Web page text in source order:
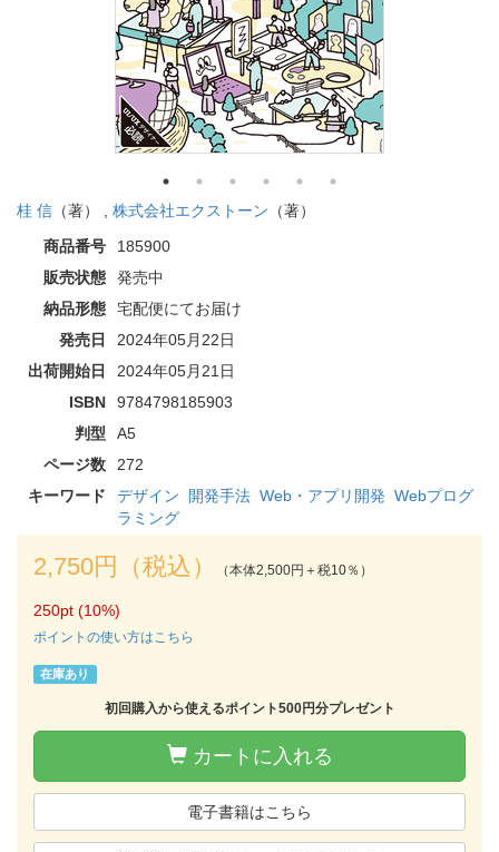
桂 信 （著） , 株式会社エクストーン （著）
商品番号
185900
販売状態
発売中
納品形態
宅配便にてお届け
発売日
2024年05月22日
出荷開始日
2024年05月21日
ISBN
9784798185903
判型
A5
ページ数
272
キーワード
デザイン 開発手法 Web・アプリ開発 Webプログ
ラミング
2,750円（税込） （本体2,500円＋税10％）
250pt (10%)
ポイントの使い方はこちら
在庫あり
初回購入から使えるポイント500円分プレゼント
カートに入れる
電子書籍はこちら